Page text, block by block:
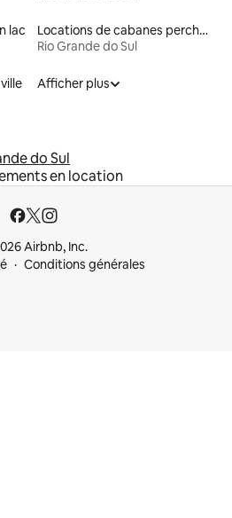
lac
Locations de cabanes perchées
Rio Grande do Sul
Afficher plus
do Sul
en location
Airbnb, Inc.
Conditions générales